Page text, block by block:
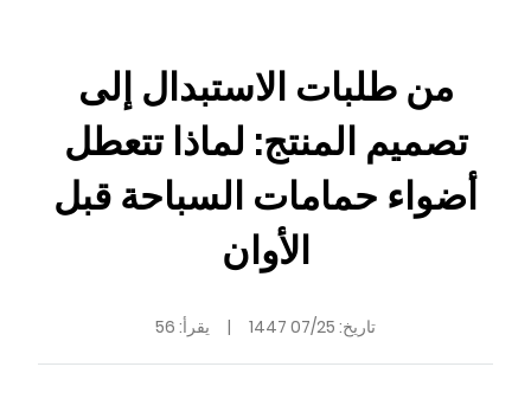
من طلبات الاستبدال إلى
تصميم المنتج: لماذا تتعطل
أضواء حمامات السباحة قبل
الأوان
تاريخ: 07/25 1447
| يقرأ: 56